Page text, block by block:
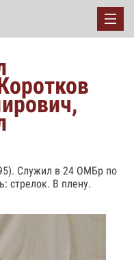
Служил в 24 ОМБр по
стрелок. В плену.